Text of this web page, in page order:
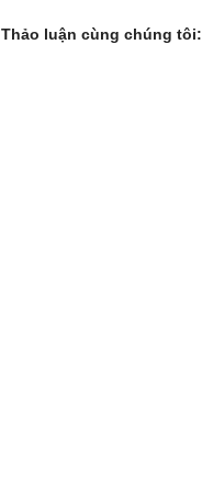
Thảo luận cùng chúng tôi: